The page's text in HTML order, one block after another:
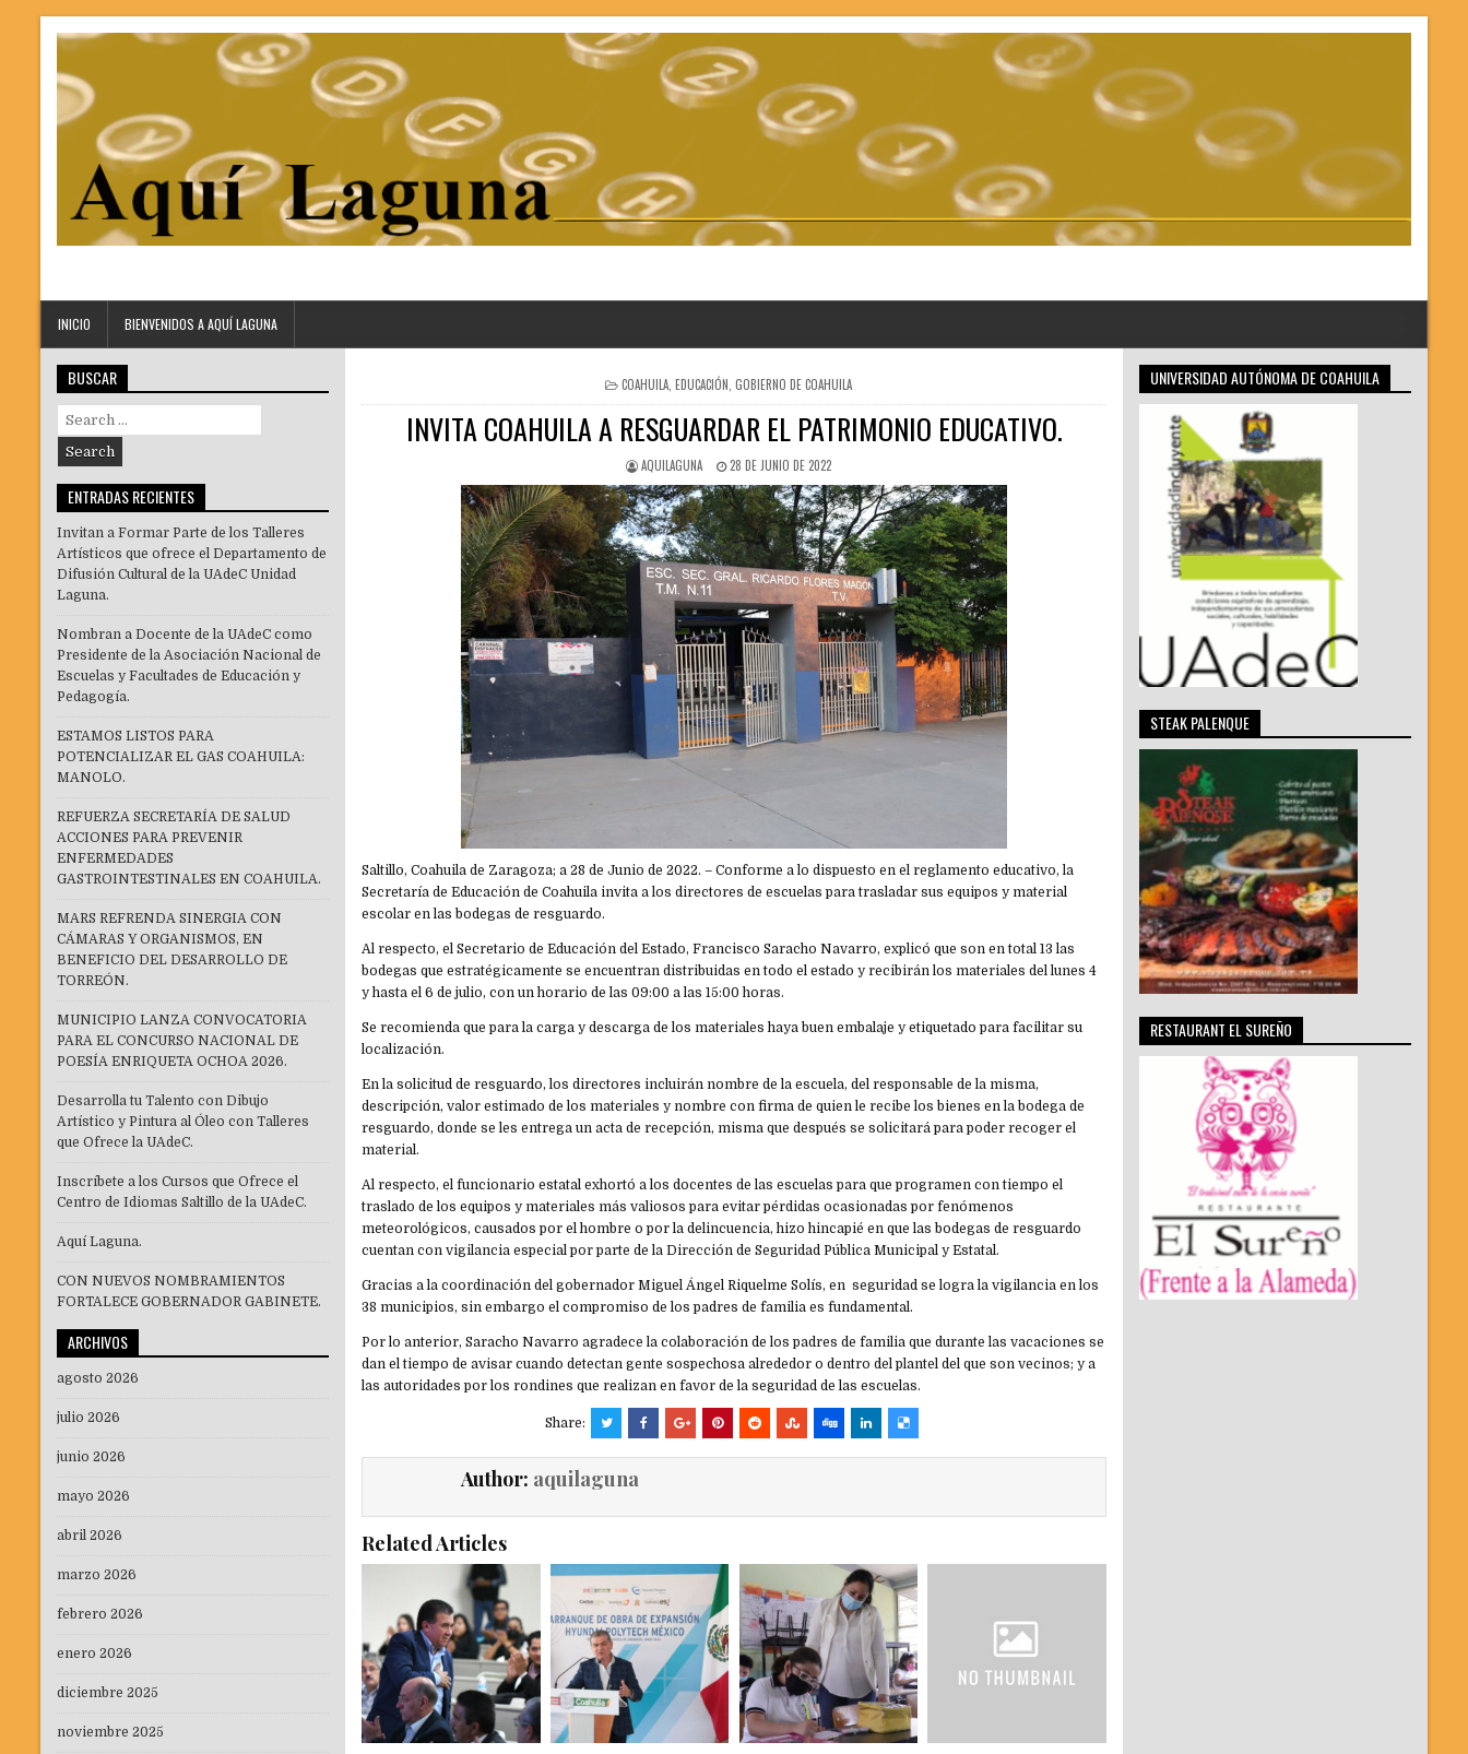
INICIO BIENVENIDOS A AQUÍ LAGUNA
POSTED
IN
COAHUILA, EDUCACIÓN, GOBIERNO DE COAHUILA
INVITA COAHUILA A RESGUARDAR EL PATRIMONIO EDUCATIVO.
AQUILAGUNA 28 DE JUNIO DE 2022
Saltillo, Coahuila de Zaragoza; a 28 de Junio de 2022. – Conforme a lo dispuesto en el reglamento educativo, la
Secretaría de Educación de Coahuila invita a los directores de escuelas para trasladar sus equipos y material
escolar en las bodegas de resguardo.
Al respecto, el Secretario de Educación del Estado, Francisco Saracho Navarro, explicó que son en total 13 las
bodegas que estratégicamente se encuentran distribuidas en todo el estado y recibirán los materiales del lunes 4
y hasta el 6 de julio, con un horario de las 09:00 a las 15:00 horas.
Se recomienda que para la carga y descarga de los materiales haya buen embalaje y etiquetado para facilitar su
localización.
En la solicitud de resguardo, los directores incluirán nombre de la escuela, del responsable de la misma,
descripción, valor estimado de los materiales y nombre con firma de quien le recibe los bienes en la bodega de
resguardo, donde se les entrega un acta de recepción, misma que después se solicitará para poder recoger el
material.
Al respecto, el funcionario estatal exhortó a los docentes de las escuelas para que programen con tiempo el
traslado de los equipos y materiales más valiosos para evitar pérdidas ocasionadas por fenómenos
meteorológicos, causados por el hombre o por la delincuencia, hizo hincapié en que las bodegas de resguardo
cuentan con vigilancia especial por parte de la Dirección de Seguridad Pública Municipal y Estatal.
Gracias a la coordinación del gobernador Miguel Ángel Riquelme Solís, en seguridad se logra la vigilancia en los
38 municipios, sin embargo el compromiso de los padres de familia es fundamental.
Por lo anterior, Saracho Navarro agradece la colaboración de los padres de familia que durante las vacaciones se
dan el tiempo de avisar cuando detectan gente sospechosa alrededor o dentro del plantel del que son vecinos; y a
las autoridades por los rondines que realizan en favor de la seguridad de las escuelas.
Share:
Author: aquilaguna
Related Articles
BUSCAR
Search
for:
ENTRADAS RECIENTES
Invitan a Formar Parte de los Talleres
Artísticos que ofrece el Departamento de
Difusión Cultural de la UAdeC Unidad
Laguna.
Nombran a Docente de la UAdeC como
Presidente de la Asociación Nacional de
Escuelas y Facultades de Educación y
Pedagogía.
ESTAMOS LISTOS PARA
POTENCIALIZAR EL GAS COAHUILA:
MANOLO.
REFUERZA SECRETARÍA DE SALUD
ACCIONES PARA PREVENIR
ENFERMEDADES
GASTROINTESTINALES EN COAHUILA.
MARS REFRENDA SINERGIA CON
CÁMARAS Y ORGANISMOS, EN
BENEFICIO DEL DESARROLLO DE
TORREÓN.
MUNICIPIO LANZA CONVOCATORIA
PARA EL CONCURSO NACIONAL DE
POESÍA ENRIQUETA OCHOA 2026.
Desarrolla tu Talento con Dibujo
Artístico y Pintura al Óleo con Talleres
que Ofrece la UAdeC.
Inscríbete a los Cursos que Ofrece el
Centro de Idiomas Saltillo de la UAdeC.
Aquí Laguna.
CON NUEVOS NOMBRAMIENTOS
FORTALECE GOBERNADOR GABINETE.
ARCHIVOS
agosto 2026
julio 2026
junio 2026
mayo 2026
abril 2026
marzo 2026
febrero 2026
enero 2026
diciembre 2025
noviembre 2025
UNIVERSIDAD AUTÓNOMA DE COAHUILA
STEAK PALENQUE
RESTAURANT EL SUREÑO